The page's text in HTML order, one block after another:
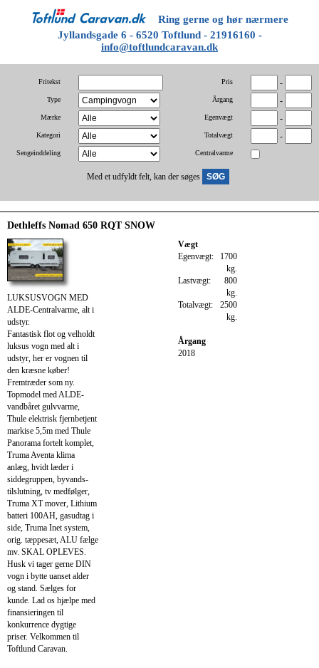
Ring gerne og hør nærmere
Jyllandsgade 6 - 6520 Toftlund - 21916160 -
info@toftlundcaravan.dk
Fritekst
Type
Mærke
Kategori
Sengeinddeling
Pris -
Årgang -
Egenvægt -
Totalvægt -
Centralvarme
Med et udfyldt felt, kan der søges
Dethleffs Nomad 650 RQT SNOW
LUKSUSVOGN MED
ALDE-Centralvarme, alt i
udstyr.
Fantastisk flot og velholdt
luksus vogn med alt i
udstyr, her er vognen til
den kræsne køber!
Fremtræder som ny.
Topmodel med ALDE-
vandbåret gulvvarme,
Thule elektrisk fjernbetjent
markise 5,5m med Thule
Panorama fortelt komplet,
Truma Aventa klima
anlæg, hvidt læder i
siddegruppen, byvands-
tilslutning, tv medfølger,
Truma XT mover, Lithium
batteri 100AH, gasudtag i
side, Truma Inet system,
orig. tæppesæt, ALU fælge
mv. SKAL OPLEVES.
Husk vi tager gerne DIN
vogn i bytte uanset alder
og stand. Sælges for
kunde. Lad os hjælpe med
finansieringen til
konkurrence dygtige
priser. Velkommen til
Toftlund Caravan.
Vægt
Egenvægt: 1700
kg.
Lastvægt:
800
kg.
Totalvægt: 2500
kg.
Årgang
2018